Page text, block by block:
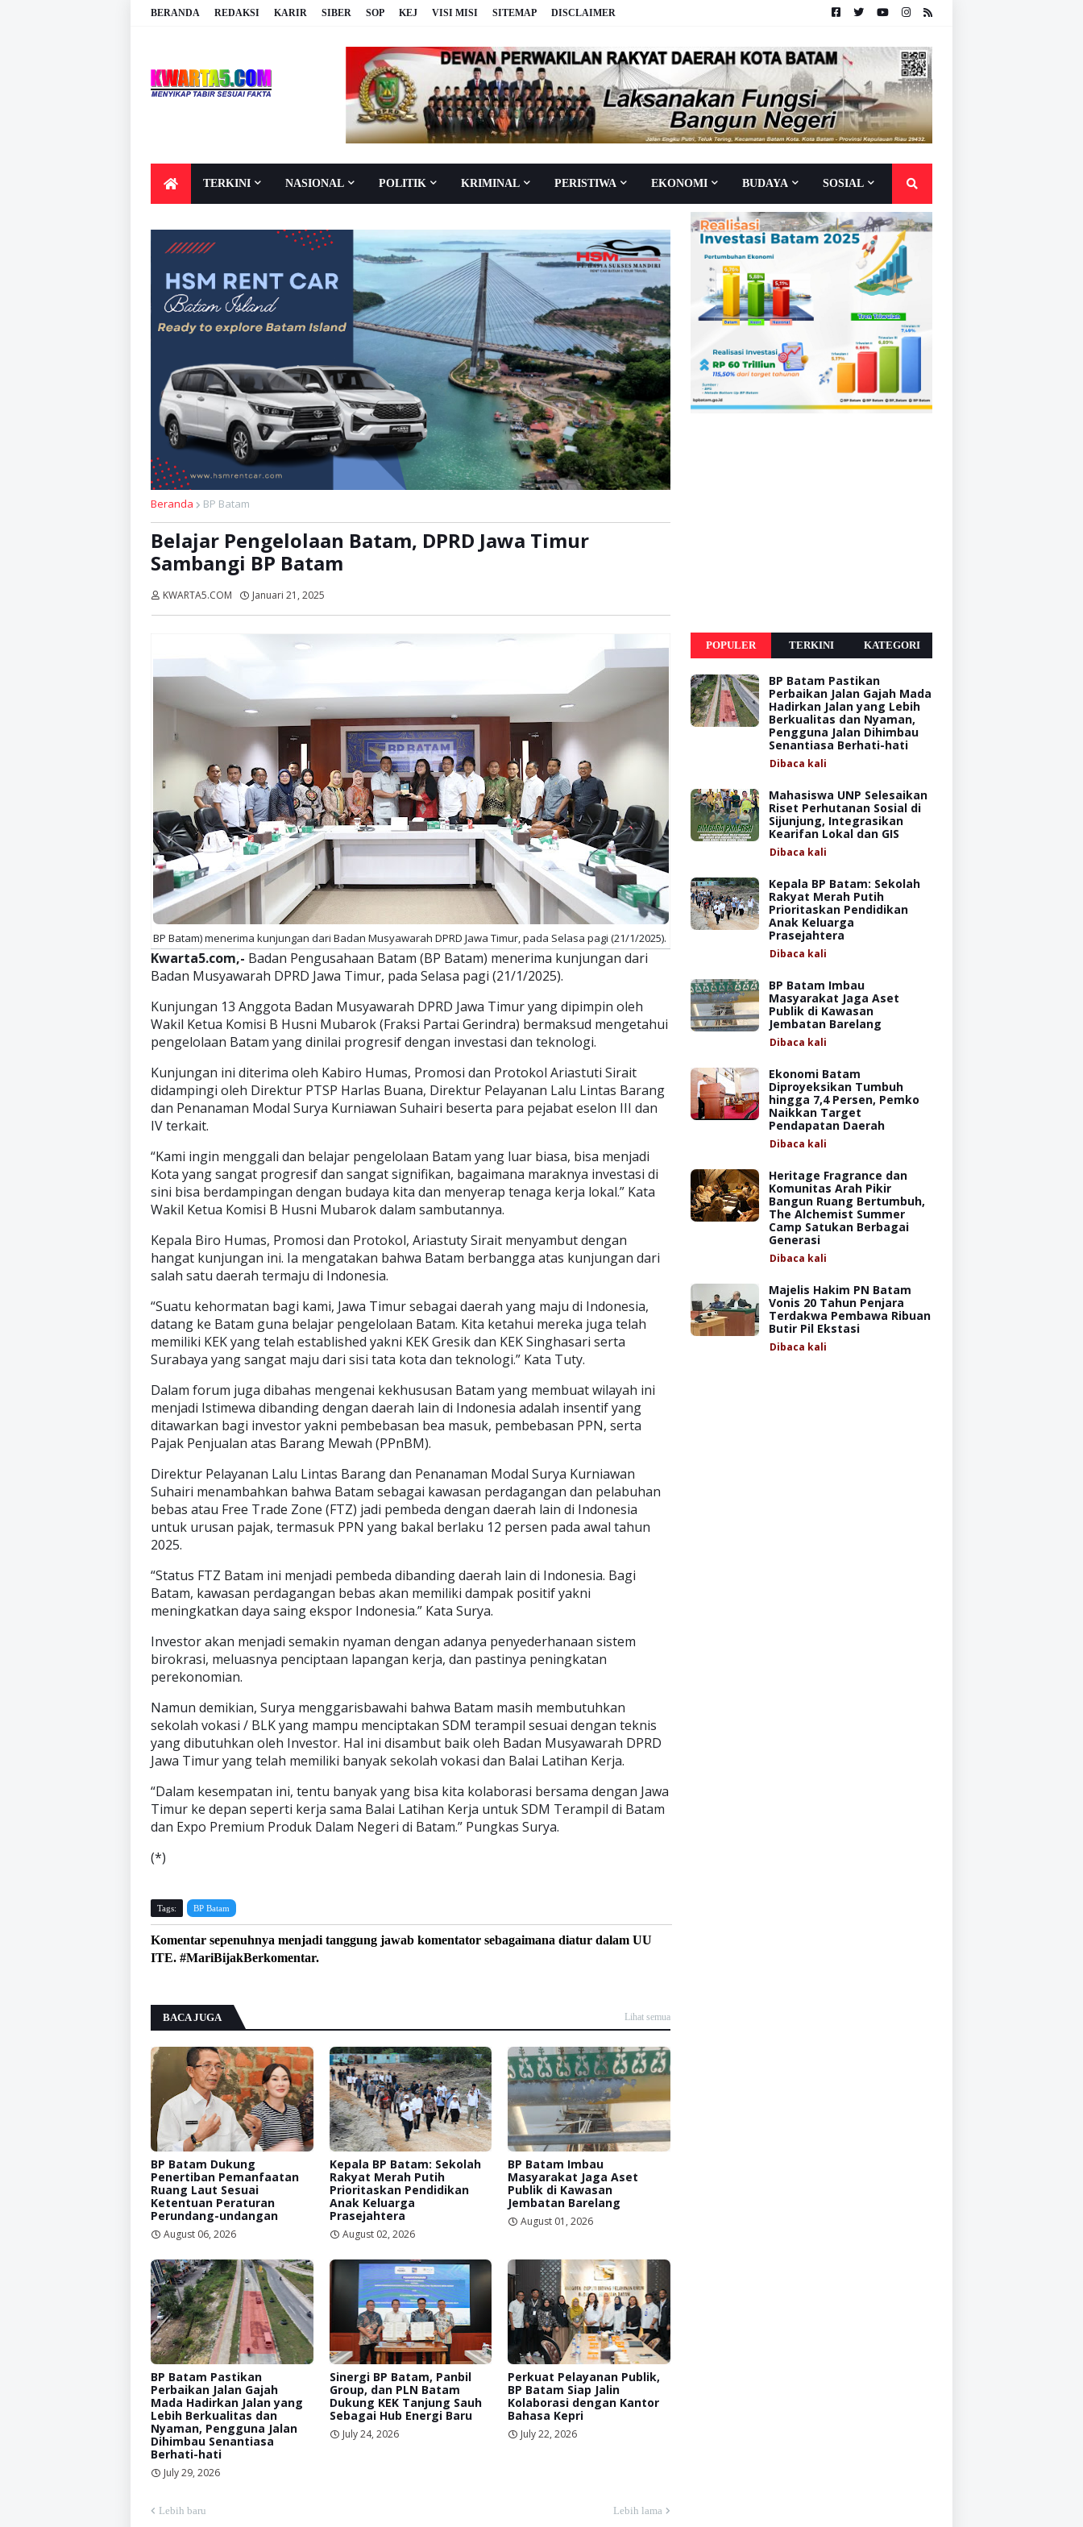
BERANDA REDAKSI KARIR SIBER SOP KEJ VISI MISI SITEMAP DISCLAIMER
TERKINI NASIONAL POLITIK KRIMINAL PERISTIWA EKONOMI BUDAYA SOSIAL
Beranda BP Batam
Belajar Pengelolaan Batam, DPRD Jawa Timur
Sambangi BP Batam
KWARTA5.COM Januari 21, 2025
BP Batam) menerima kunjungan dari Badan Musyawarah DPRD Jawa Timur, pada Selasa pagi (21/1/2025).
Kwarta5.com,- Badan Pengusahaan Batam (BP Batam) menerima kunjungan dari
Badan Musyawarah DPRD Jawa Timur, pada Selasa pagi (21/1/2025).
Kunjungan 13 Anggota Badan Musyawarah DPRD Jawa Timur yang dipimpin oleh
Wakil Ketua Komisi B Husni Mubarok (Fraksi Partai Gerindra) bermaksud mengetahui
pengelolaan Batam yang dinilai progresif dengan investasi dan teknologi.
Kunjungan ini diterima oleh Kabiro Humas, Promosi dan Protokol Ariastuti Sirait
didampingi oleh Direktur PTSP Harlas Buana, Direktur Pelayanan Lalu Lintas Barang
dan Penanaman Modal Surya Kurniawan Suhairi beserta para pejabat eselon III dan
IV terkait.
“Kami ingin menggali dan belajar pengelolaan Batam yang luar biasa, bisa menjadi
Kota yang sangat progresif dan sangat signifikan, bagaimana maraknya investasi di
sini bisa berdampingan dengan budaya kita dan menyerap tenaga kerja lokal.” Kata
Wakil Ketua Komisi B Husni Mubarok dalam sambutannya.
Kepala Biro Humas, Promosi dan Protokol, Ariastuty Sirait menyambut dengan
hangat kunjungan ini. Ia mengatakan bahwa Batam berbangga atas kunjungan dari
salah satu daerah termaju di Indonesia.
“Suatu kehormatan bagi kami, Jawa Timur sebagai daerah yang maju di Indonesia,
datang ke Batam guna belajar pengelolaan Batam. Kita ketahui mereka juga telah
memiliki KEK yang telah established yakni KEK Gresik dan KEK Singhasari serta
Surabaya yang sangat maju dari sisi tata kota dan teknologi.” Kata Tuty.
Dalam forum juga dibahas mengenai kekhususan Batam yang membuat wilayah ini
menjadi Istimewa dibanding dengan daerah lain di Indonesia adalah insentif yang
ditawarkan bagi investor yakni pembebasan bea masuk, pembebasan PPN, serta
Pajak Penjualan atas Barang Mewah (PPnBM).
Direktur Pelayanan Lalu Lintas Barang dan Penanaman Modal Surya Kurniawan
Suhairi menambahkan bahwa Batam sebagai kawasan perdagangan dan pelabuhan
bebas atau Free Trade Zone (FTZ) jadi pembeda dengan daerah lain di Indonesia
untuk urusan pajak, termasuk PPN yang bakal berlaku 12 persen pada awal tahun
2025.
“Status FTZ Batam ini menjadi pembeda dibanding daerah lain di Indonesia. Bagi
Batam, kawasan perdagangan bebas akan memiliki dampak positif yakni
meningkatkan daya saing ekspor Indonesia.” Kata Surya.
Investor akan menjadi semakin nyaman dengan adanya penyederhanaan sistem
birokrasi, meluasnya penciptaan lapangan kerja, dan pastinya peningkatan
perekonomian.
Namun demikian, Surya menggarisbawahi bahwa Batam masih membutuhkan
sekolah vokasi / BLK yang mampu menciptakan SDM terampil sesuai dengan teknis
yang dibutuhkan oleh Investor. Hal ini disambut baik oleh Badan Musyawarah DPRD
Jawa Timur yang telah memiliki banyak sekolah vokasi dan Balai Latihan Kerja.
“Dalam kesempatan ini, tentu banyak yang bisa kita kolaborasi bersama dengan Jawa
Timur ke depan seperti kerja sama Balai Latihan Kerja untuk SDM Terampil di Batam
dan Expo Premium Produk Dalam Negeri di Batam.” Pungkas Surya.
(*)
Tags: BP Batam
Komentar sepenuhnya menjadi tanggung jawab komentator sebagaimana diatur dalam UU
ITE. #MariBijakBerkomentar.
BACA JUGA Lihat semua
BP Batam Dukung
Penertiban Pemanfaatan
Ruang Laut Sesuai
Ketentuan Peraturan
Perundang-undangan
August 06, 2026
Kepala BP Batam: Sekolah
Rakyat Merah Putih
Prioritaskan Pendidikan
Anak Keluarga
Prasejahtera
August 02, 2026
BP Batam Imbau
Masyarakat Jaga Aset
Publik di Kawasan
Jembatan Barelang
August 01, 2026
BP Batam Pastikan
Perbaikan Jalan Gajah
Mada Hadirkan Jalan yang
Lebih Berkualitas dan
Nyaman, Pengguna Jalan
Dihimbau Senantiasa
Berhati-hati
July 29, 2026
Sinergi BP Batam, Panbil
Group, dan PLN Batam
Dukung KEK Tanjung Sauh
Sebagai Hub Energi Baru
July 24, 2026
Perkuat Pelayanan Publik,
BP Batam Siap Jalin
Kolaborasi dengan Kantor
Bahasa Kepri
July 22, 2026
Lebih baru Lebih lama
POPULER TERKINI KATEGORI
BP Batam Pastikan
Perbaikan Jalan Gajah Mada
Hadirkan Jalan yang Lebih
Berkualitas dan Nyaman,
Pengguna Jalan Dihimbau
Senantiasa Berhati-hati
Dibaca kali
Mahasiswa UNP Selesaikan
Riset Perhutanan Sosial di
Sijunjung, Integrasikan
Kearifan Lokal dan GIS
Dibaca kali
Kepala BP Batam: Sekolah
Rakyat Merah Putih
Prioritaskan Pendidikan
Anak Keluarga
Prasejahtera
Dibaca kali
BP Batam Imbau
Masyarakat Jaga Aset
Publik di Kawasan
Jembatan Barelang
Dibaca kali
Ekonomi Batam
Diproyeksikan Tumbuh
hingga 7,4 Persen, Pemko
Naikkan Target
Pendapatan Daerah
Dibaca kali
Heritage Fragrance dan
Komunitas Arah Pikir
Bangun Ruang Bertumbuh,
The Alchemist Summer
Camp Satukan Berbagai
Generasi
Dibaca kali
Majelis Hakim PN Batam
Vonis 20 Tahun Penjara
Terdakwa Pembawa Ribuan
Butir Pil Ekstasi
Dibaca kali